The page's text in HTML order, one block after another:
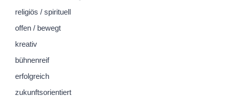
religiös / spirituell
offen / bewegt
kreativ
bühnenreif
erfolgreich
zukunftsorientiert